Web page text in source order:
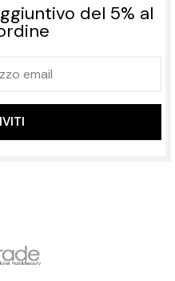
del 5% al